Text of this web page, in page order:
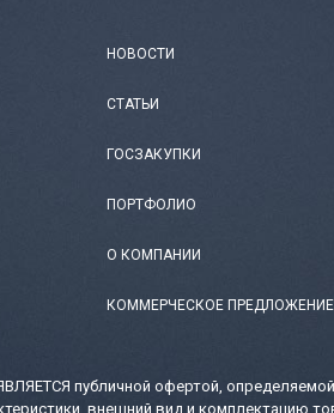
НОВОСТИ
СТАТЬИ
ГОСЗАКУПКИ
ПОРТФОЛИО
О КОМПАНИИ
КОММЕРЧЕСКОЕ ПРЕДЛОЖЕНИЕ
публичной офертой,
внешний вид и комплектацию